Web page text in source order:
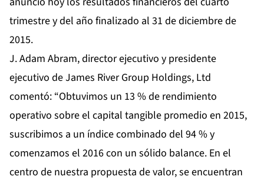
trimestre y del año finalizado al 31 de diciembre de
2015.
J. Adam Abram, director ejecutivo y presidente
ejecutivo de James River Group Holdings, Ltd
comentó: “Obtuvimos un 13 % de rendimiento
operativo sobre el capital tangible promedio en 2015,
suscribimos a un índice combinado del 94 % y
comenzamos el 2016 con un sólido balance. En el
centro de nuestra propuesta de valor, se encuentran